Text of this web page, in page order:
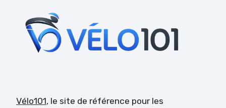
Vélo101, le site de référence pour les